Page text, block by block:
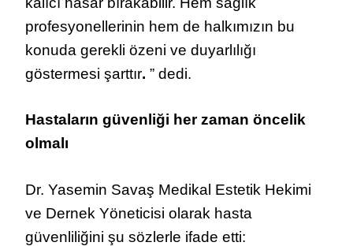
profesyonellerinin hem de halkımızın bu
konuda gerekli özeni ve duyarlılığı
göstermesi şarttır. ” dedi.
Hastaların güvenliği her zaman öncelik
olmalı
Dr. Yasemin Savaş Medikal Estetik Hekimi
ve Dernek Yöneticisi olarak hasta
güvenliliğini şu sözlerle ifade etti: